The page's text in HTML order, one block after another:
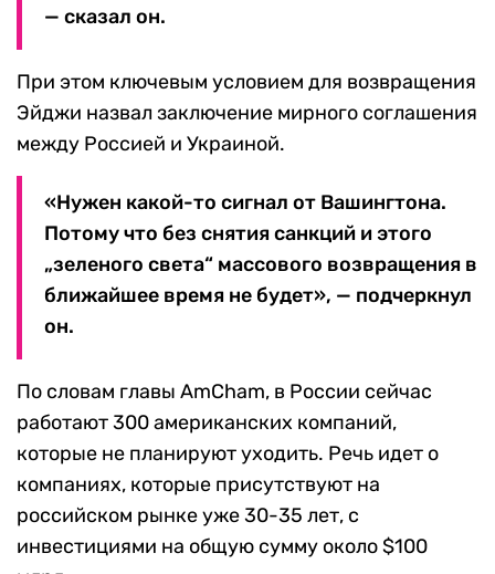
— сказал он.
При этом ключевым условием для возвращения
Эйджи назвал заключение мирного соглашения
между Россией и Украиной.
«Нужен какой-то сигнал от Вашингтона.
Потому что без снятия санкций и этого
„зеленого света“ массового возвращения в
ближайшее время не будет», — подчеркнул
он.
По словам главы AmCham, в России сейчас
работают 300 американских компаний,
которые не планируют уходить. Речь идет о
компаниях, которые присутствуют на
российском рынке уже 30-35 лет, с
инвестициями на общую сумму около $100